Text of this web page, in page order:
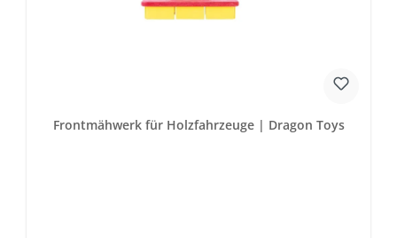
Frontmähwerk für Holzfahrzeuge | Dragon Toys